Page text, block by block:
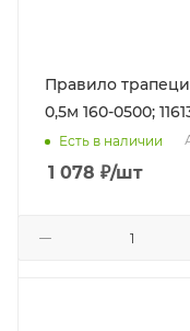
Правило
0,5м 160-0500;
Есть в наличии
1 078 ₽/шт